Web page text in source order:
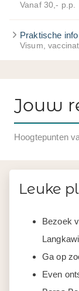
Vanaf 30,- p.p.
Praktische info
Visum,
Jouw
Hoogtepunten
Leuke
Bezoek
Langkawi
Ga op
Even